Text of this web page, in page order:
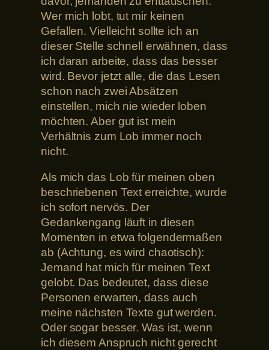
Wer mich lobt, tut mir keinen
Gefallen. Vielleicht sollte ich an
dieser Stelle schnell erwähnen, dass
ich daran arbeite, dass das besser
wird. Bevor jetzt alle, die das Lesen
schon nach zwei Absätzen
einstellen, mich nie wieder loben
möchten. Aber gut ist mein
Verhältnis zum Lob immer noch
nicht.
Als mich das Lob für meinen oben
beschriebenen Text erreichte, wurde
ich sofort nervös. Der
Gedankengang läuft in diesen
Momenten in etwa folgendermaßen
ab (Achtung, es wird chaotisch):
Jemand hat mich für meinen Text
gelobt. Das bedeutet, dass diese
Personen erwarten, dass auch
meine nächsten Texte gut werden.
Oder sogar besser. Was ist, wenn
ich diesem Anspruch nicht gerecht